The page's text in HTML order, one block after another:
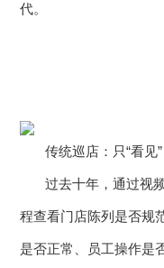
掌上学院
电子合同
美容养生
生鲜行业
母婴行业
申请使用
代。
传统巡店：只“看见
过去十年，通过视
程查看门店陈列是否规
是否正常、员工操作是